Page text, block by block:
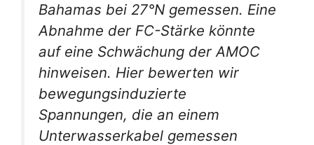
Bahamas bei 27°N gemessen. Eine
Abnahme der FC-Stärke könnte
auf eine Schwächung der AMOC
hinweisen. Hier bewerten wir
bewegungsinduzierte
Spannungen, die an einem
Unterwasserkabel gemessen